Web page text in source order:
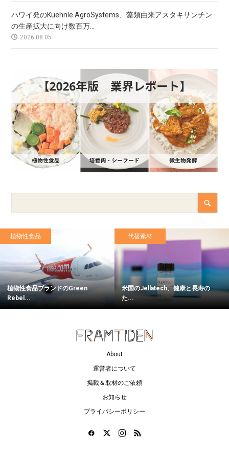
ハワイ発のKuehnle AgroSystems、藻類由来アスタキサンチン
の生産拡大に向け数百万...
2026.08.05
植物性食品
植物性食品ブランドのGreen
Rebel...
代替素材
米国のJellatech、健康と長寿の
た...
About
運営者について
掲載＆取材のご依頼
お知らせ
プライバシーポリシー